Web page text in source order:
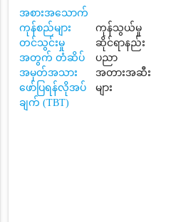
အစားအသောက်
ကုန်စည်များ
တင်သွင်းမှု
အတွက် တံဆိပ်
အမှတ်အသား
ဖော်ပြရန်လိုအပ်
ချက် (TBT)
ကုန်သွယ်မှု
ဆိုင်ရာနည်း
ပညာ
အတားအဆီး
များ